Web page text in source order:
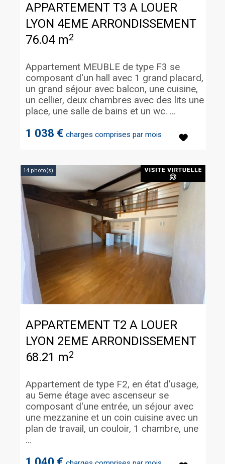
APPARTEMENT T3 A LOUER
LYON 4EME ARRONDISSEMENT
76.04 m2
1 038 € charges comprises par mois
Appartement MEUBLE de type F3 se
composant d'un hall avec 1 grand placard,
un grand séjour avec balcon, une cuisine,
un cellier, deux chambres avec des lits une
place, une salle de bains et un wc. ...
14 photo(s)
APPARTEMENT T2 A LOUER
LYON 2EME ARRONDISSEMENT
68.21 m2
Appartement de type F2, en état d'usage,
au 5eme étage avec ascenseur se
composant d'une entrée, un séjour avec
une mezzanine et un coin cuisine avec un
plan de travail, un couloir, 1 chambre, une
...